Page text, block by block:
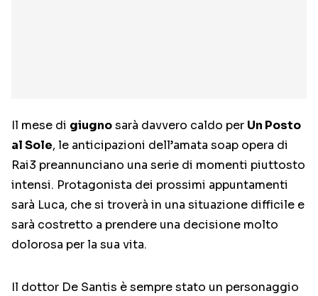
Il mese di giugnosarà davvero caldo per Un Posto
al Sole, le anticipazioni dell’amata soap opera di
Rai3 preannunciano una serie di momenti piuttosto
intensi. Protagonista dei prossimi appuntamenti
sarà Luca, che si troverà in una situazione difficile e
sarà costretto a prendere una decisione molto
dolorosa per la sua vita.
Il dottor De Santis è sempre stato un personaggio